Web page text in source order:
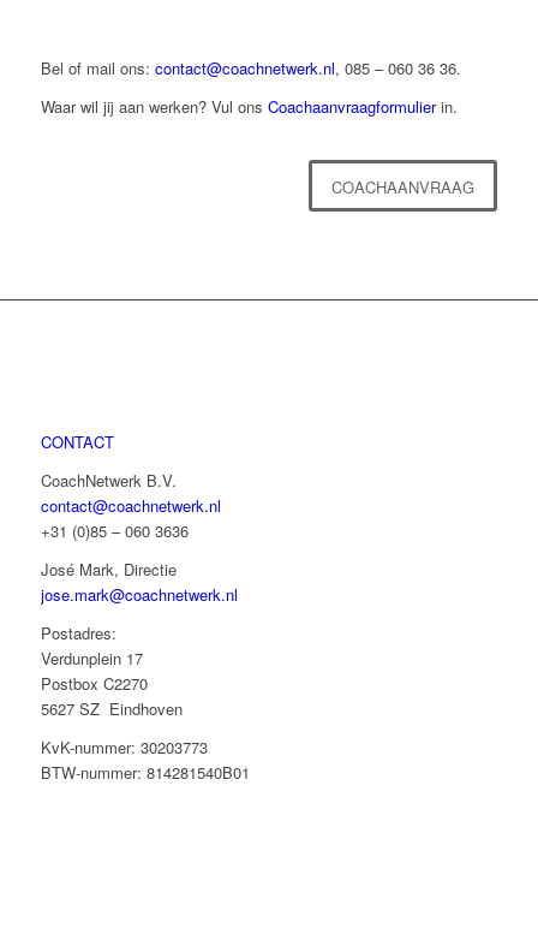
Bel of mail ons: contact@coachnetwerk.nl, 085 – 060 36 36.
Waar wil jij aan werken? Vul ons Coachaanvraagformulierin.
COACHAANVRAAG
CONTACT
CoachNetwerk B.V.
contact@coachnetwerk.nl
+31 (0)85 – 060 3636
José Mark, Directie
jose.mark@coachnetwerk.nl
Postadres:
Verdunplein 17
Postbox C2270
5627 SZ Eindhoven
KvK-nummer: 30203773
BTW-nummer: 814281540B01